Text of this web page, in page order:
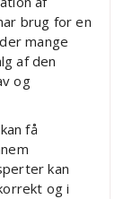
brug for en
mange
af den
og
få
kan
og i